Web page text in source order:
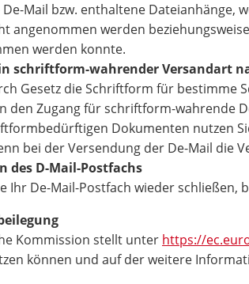
Mail bzw. enthaltene Dateianhänge,
angenommen werden
werden konnte.
schriftform-wahrender Versandart
Gesetz die Schriftform für bestimme
den Zugang für schriftform-wahrende
Dokumenten nutzen
bei der Versendung der De-Mail die
des D-Mail-Postfachs
Ihr De-Mail-Postfach wieder
Kommission stellt unter https://
können und auf der weitere